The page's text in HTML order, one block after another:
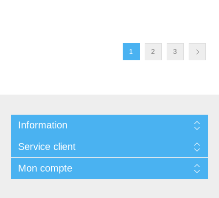
1 2 3
Information
Service client
Mon compte